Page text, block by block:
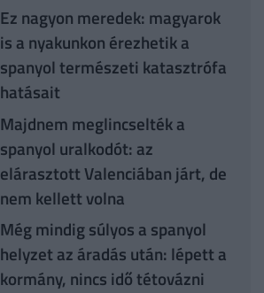
Ez nagyon meredek: magyarok
is a nyakunkon érezhetik a
spanyol természeti katasztrófa
hatásait
Majdnem meglincselték a
spanyol uralkodót: az
elárasztott Valenciában járt, de
nem kellett volna
Még mindig súlyos a spanyol
helyzet az áradás után: lépett a
kormány, nincs idő tétovázni